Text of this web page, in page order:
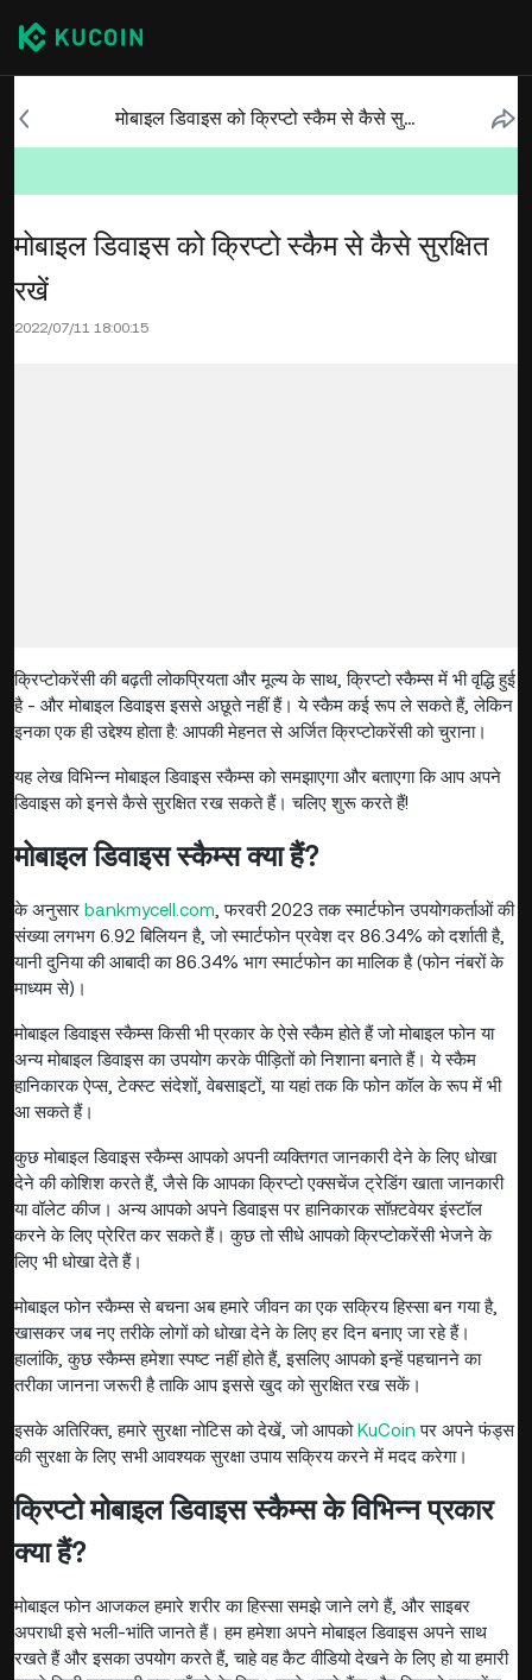
मोबाइल डिवाइस को क्रिप्टो स्कैम से कैसे सुरक्षित रखें
मोबाइल डिवाइस को क्रिप्टो स्कैम से कैसे सुरक्षित
रखें
2022/07/11 18:00:15
क्रिप्टोकरेंसी की बढ़ती लोकप्रियता और मूल्य के साथ, क्रिप्टो स्कैम्स में भी वृद्धि हुई
है - और मोबाइल डिवाइस इससे अछूते नहीं हैं। ये स्कैम कई रूप ले सकते हैं, लेकिन
इनका एक ही उद्देश्य होता है: आपकी मेहनत से अर्जित क्रिप्टोकरेंसी को चुराना।
यह लेख विभिन्न मोबाइल डिवाइस स्कैम्स को समझाएगा और बताएगा कि आप अपने
डिवाइस को इनसे कैसे सुरक्षित रख सकते हैं। चलिए शुरू करते हैं!
मोबाइल डिवाइस स्कैम्स क्या हैं?
के अनुसार bankmycell.com , फरवरी 2023 तक स्मार्टफोन उपयोगकर्ताओं की
संख्या लगभग 6.92 बिलियन है, जो स्मार्टफोन प्रवेश दर 86.34% को दर्शाती है,
यानी दुनिया की आबादी का 86.34% भाग स्मार्टफोन का मालिक है (फोन नंबरों के
माध्यम से)।
मोबाइल डिवाइस स्कैम्स किसी भी प्रकार के ऐसे स्कैम होते हैं जो मोबाइल फोन या
अन्य मोबाइल डिवाइस का उपयोग करके पीड़ितों को निशाना बनाते हैं। ये स्कैम
हानिकारक ऐप्स, टेक्स्ट संदेशों, वेबसाइटों, या यहां तक कि फोन कॉल के रूप में भी
आ सकते हैं।
कुछ मोबाइल डिवाइस स्कैम्स आपको अपनी व्यक्तिगत जानकारी देने के लिए धोखा
देने की कोशिश करते हैं, जैसे कि आपका क्रिप्टो एक्सचेंज ट्रेडिंग खाता जानकारी
या वॉलेट कीज। अन्य आपको अपने डिवाइस पर हानिकारक सॉफ़्टवेयर इंस्टॉल
करने के लिए प्रेरित कर सकते हैं। कुछ तो सीधे आपको क्रिप्टोकरेंसी भेजने के
लिए भी धोखा देते हैं।
मोबाइल फोन स्कैम्स से बचना अब हमारे जीवन का एक सक्रिय हिस्सा बन गया है,
खासकर जब नए तरीके लोगों को धोखा देने के लिए हर दिन बनाए जा रहे हैं।
हालांकि, कुछ स्कैम्स हमेशा स्पष्ट नहीं होते हैं, इसलिए आपको इन्हें पहचानने का
तरीका जानना जरूरी है ताकि आप इससे खुद को सुरक्षित रख सकें।
इसके अतिरिक्त, हमारे सुरक्षा नोटिस को देखें, जो आपकोKuCoin पर अपने फंड्स
की सुरक्षा के लिए सभी आवश्यक सुरक्षा उपाय सक्रिय करने में मदद करेगा।
क्रिप्टो मोबाइल डिवाइस स्कैम्स के विभिन्न प्रकार
क्या हैं?
मोबाइल फोन आजकल हमारे शरीर का हिस्सा समझे जाने लगे हैं, और साइबर
अपराधी इसे भली-भांति जानते हैं। हम हमेशा अपने मोबाइल डिवाइस अपने साथ
रखते हैं और इसका उपयोग करते हैं, चाहे वह कैट वीडियो देखने के लिए हो या हमारी